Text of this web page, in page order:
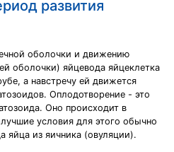
развития
оболочки и движению
оболочки) яйцевода яйцеклетка
а навстречу ей движется
Оплодотворение - это
Оно происходит в
условия для этого обычно
яйца из яичника (овуляции).